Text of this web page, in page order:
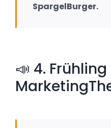
SpargelBurger.
📣 4.